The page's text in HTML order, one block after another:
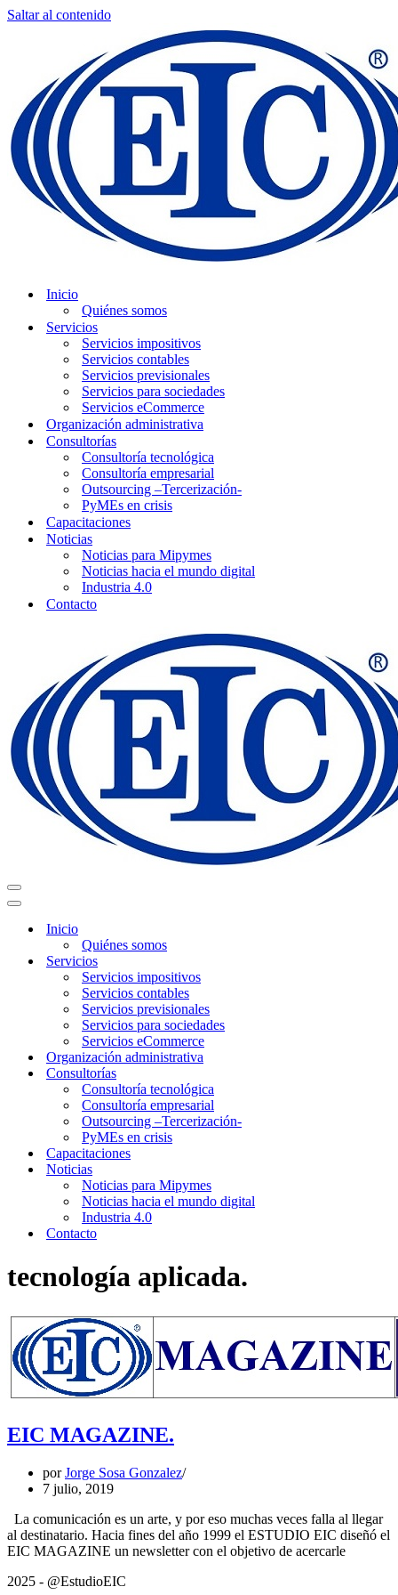
Saltar al contenido
Inicio
Quiénes somos
Servicios
Servicios impositivos
Servicios contables
Servicios previsionales
Servicios para sociedades
Servicios eCommerce
Organización administrativa
Consultorías
Consultoría tecnológica
Consultoría empresarial
Outsourcing –Tercerización-
PyMEs en crisis
Capacitaciones
Noticias
Noticias para Mipymes
Noticias hacia el mundo digital
Industria 4.0
Contacto
Menú
de
Menú
navegación
Inicio
Quiénes somos
Servicios
Servicios impositivos
Servicios contables
Servicios previsionales
Servicios para sociedades
Servicios eCommerce
Organización administrativa
Consultorías
Consultoría tecnológica
Consultoría empresarial
Outsourcing –Tercerización-
PyMEs en crisis
Capacitaciones
Noticias
Noticias para Mipymes
Noticias hacia el mundo digital
Industria 4.0
Contacto
tecnología aplicada.
EIC MAGAZINE.
porJorge Sosa Gonzalez
7 julio, 2019
La comunicación es un arte, y por eso muchas veces falla al llegar
al destinatario. Hacia fines del año 1999 el ESTUDIO EIC diseñó el
EIC MAGAZINE un newsletter con el objetivo de acercarleEIC
2025 - @EstudioEIC